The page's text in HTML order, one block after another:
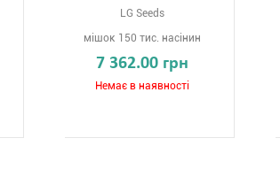
LG Seeds
мішок 150 тис. насінин
7 362.00 грн
Немає в наявності